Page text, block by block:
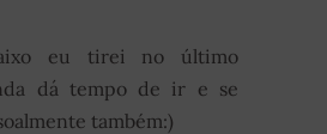
eu tirei no último
dá tempo de ir e se
também:)